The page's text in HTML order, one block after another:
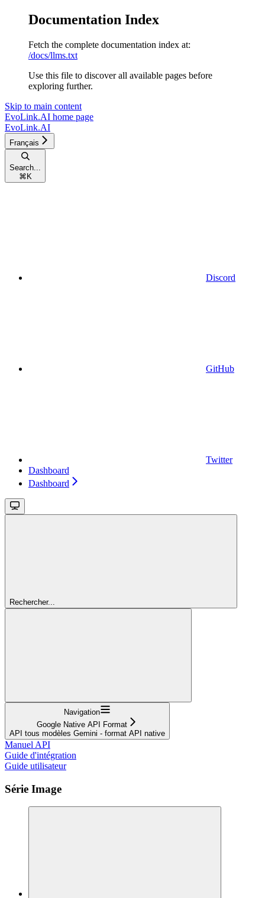
Documentation Index
Fetch the complete documentation index at:
/docs/llms.txt
Use this file to discover all available pages before
exploring further.
Skip to main content
EvoLink.AI home page
EvoLink.AI
Français
Search...
⌘ K
Discord
GitHub
Twitter
Dashboard
Dashboard
Rechercher...
Navigation
Google Native API Format
API tous modèles Gemini - format API native
Manuel API
Guide d'intégration
Guide utilisateur
Série Image